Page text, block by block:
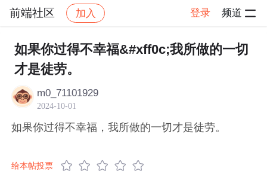
前端社区 加入 登录 频道
社区 前端社区 感慨 帖子详情
如果你过得不幸福&#xff0c;我所做的一切
才是徒劳。
m0_71101929
2024-10-01
如果你过得不幸福，我所做的一切才是徒劳。
给本帖投票